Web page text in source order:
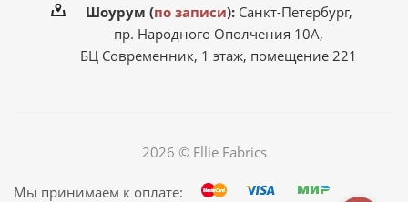
Шоурум (по записи):Санкт-Петербург,
пр. Народного Ополчения 10А,
БЦ Современник, 1 этаж, помещение 221
2026 © Ellie Fabrics
Мы принимаем к оплате: